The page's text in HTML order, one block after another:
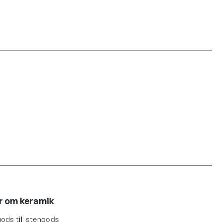
om keramik
till stengods